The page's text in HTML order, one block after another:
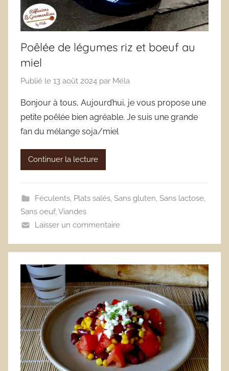
Poêlée de légumes riz et boeuf au
miel
Publié le 13 août 2024 par Méla
Bonjour à tous, Aujourd’hui, je vous propose une
petite poêlée bien agréable. Je suis une grande
fan du mélange soja/miel
Continuer la lecture
Féculents, Plats salés, Sans gluten Sans lactose,
Sans oeuf, Viandes
Laisser un commentaire